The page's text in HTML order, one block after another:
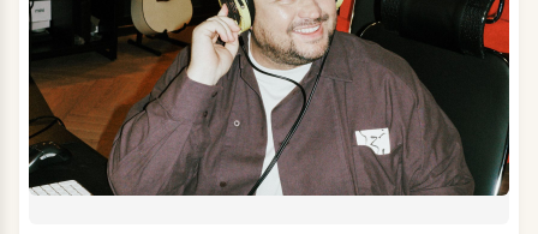
месяцев (или чуть позже), но формируются
они до рождения ребенка, в утробе матери.
Именно поэтому будущей маме так важно
принимать препараты, содержащие кальций.
Зубы каждого человека уникальны. Уникально
все: расположение относительно друг друга,